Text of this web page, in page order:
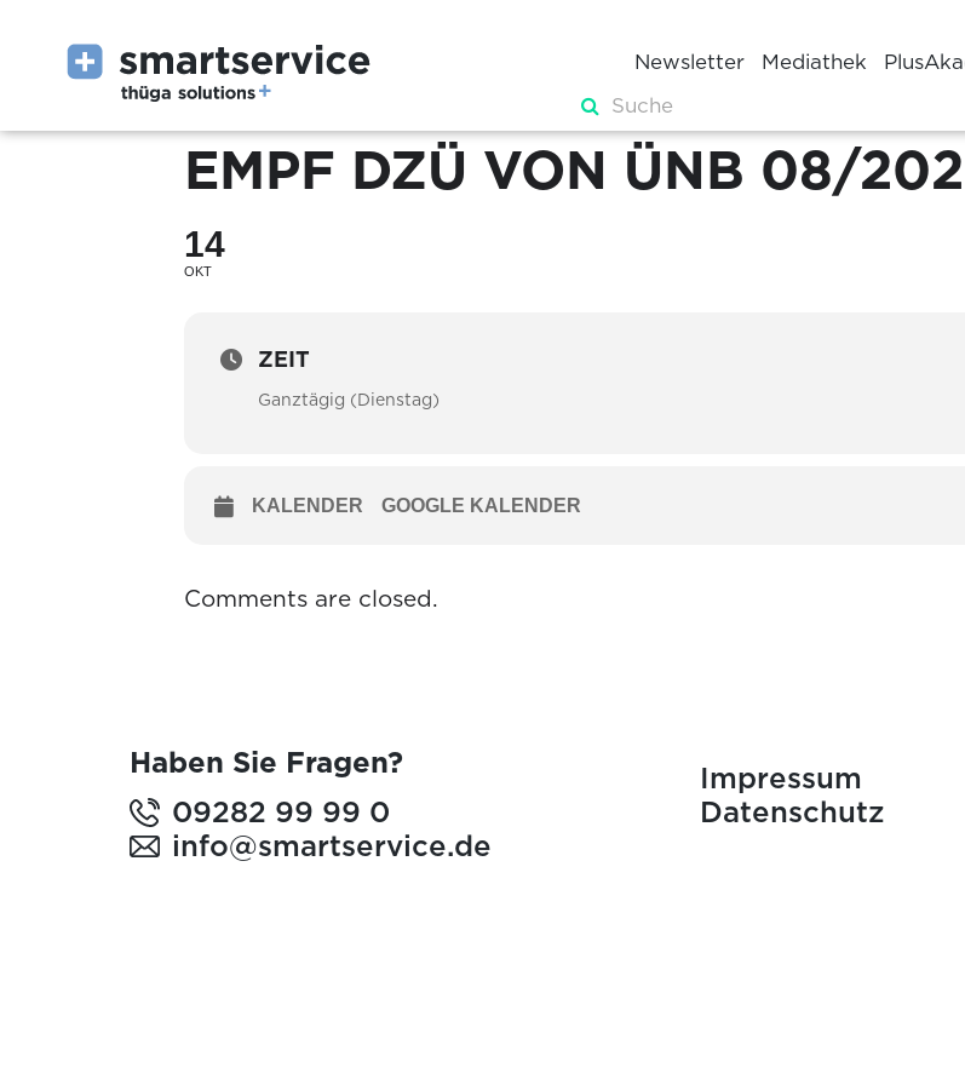
Newsletter Mediathek
EMPF DZÜ VON ÜNB 08/
14
OKT
ZEIT
Ganztägig (Dienstag)
KALENDER GOOGLE KALENDER
Comments are closed.
Haben Sie Fragen?
09282 99 99 0
info@smartservice.de
Impressum
Datenschutz